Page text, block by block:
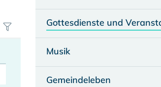
Gottesdienste und
Musik
Gemeindeleben